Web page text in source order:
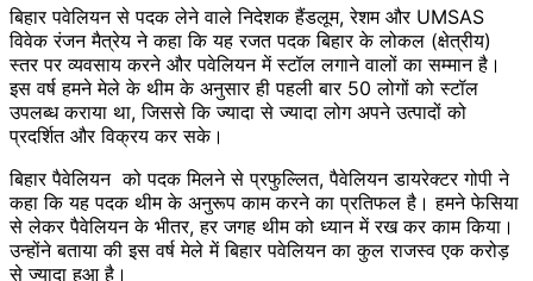
बिहार पवेलियन से पदक लेने वाले निदेशक हैंडलूम, रेशम और UMSAS
विवेक रंजन मैत्रेय ने कहा कि यह रजत पदक बिहार के लोकल (क्षेत्रीय)
स्तर पर व्यवसाय करने और पवेलियन में स्टॉल लगाने वालों का सम्मान है।
इस वर्ष हमने मेले के थीम के अनुसार ही पहली बार 50 लोगों को स्टॉल
उपलब्ध कराया था, जिससे कि ज्यादा से ज्यादा लोग अपने उत्पादों को
प्रदर्शित और विक्रय कर सके।
बिहार पैवेलियन को पदक मिलने से प्रफुल्लित, पैवेलियन डायरेक्टर गोपी ने
कहा कि यह पदक थीम के अनुरूप काम करने का प्रतिफल है। हमने फेसिया
से लेकर पैवेलियन के भीतर, हर जगह थीम को ध्यान में रख कर काम किया।
उन्होंने बताया की इस वर्ष मेले में बिहार पवेलियन का कुल राजस्व एक करोड़
से ज्यादा हुआ है।